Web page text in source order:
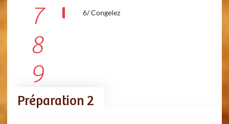
7 6/ Congelez
8
9
Préparation 2